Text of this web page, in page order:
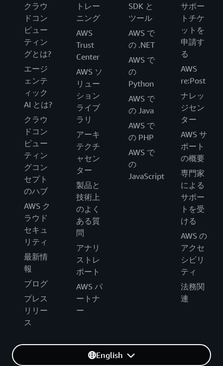
クラウ
ドコン
ピュー
ティン
グとは?
エージ
ェンテ
ィック
AI とは?
クラウ
ドコン
ピュー
ティン
グコン
セプト
のハブ
AWS ク
ラウド
セキュ
リティ
最新情
報
ブログ
プレス
リリー
ス
トレー
ニング
AWS
Trust
Center
AWS ソ
リュー
ション
ライブ
ラリ
アーキ
テクチ
ャセン
ター
製品と
技術上
のよく
ある質
問
アナリ
ストレ
ポート
AWS パ
ートナ
ー
SDK と
ツール
AWS で
の .NET
AWS で
の
Python
AWS で
の Java
AWS で
の PHP
AWS で
の
JavaScript
サポー
トチケ
ットを
申請す
る
AWS
re:Post
ナレッ
ジセン
ター
AWS サ
ポート
の概要
専門家
による
サポー
トを受
ける
AWS の
アクセ
シビリ
ティ
法務関
連
English